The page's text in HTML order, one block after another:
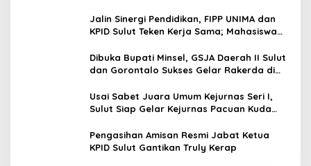
Jalin Sinergi Pendidikan, FIPP UNIMA dan
KPID Sulut Teken Kerja Sama; Mahasiswa
Penyiaran
Dibuka Bupati Minsel, GSJA Daerah II Sulut
dan Gorontalo Sukses Gelar Rakerda di
Usai Sabet Juara Umum Kejurnas Seri I,
Sulut Siap Gelar Kejurnas Pacuan Kuda
Pengasihan Amisan Resmi Jabat Ketua
KPID Sulut Gantikan Truly Kerap